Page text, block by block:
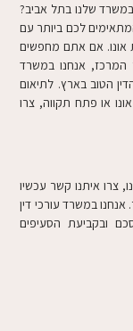
במשרד שלנו בתל אביב?
לכם ביותר עם
אונו. אם אתם מחפשים
המרכז, אנחנו במשרד
הטוב בארץ. לתיאום
או פתח תקווה, צרו
צרו איתנו קשר עכשיו
במשרד עורכי דין
ובקביעת הסעיפים